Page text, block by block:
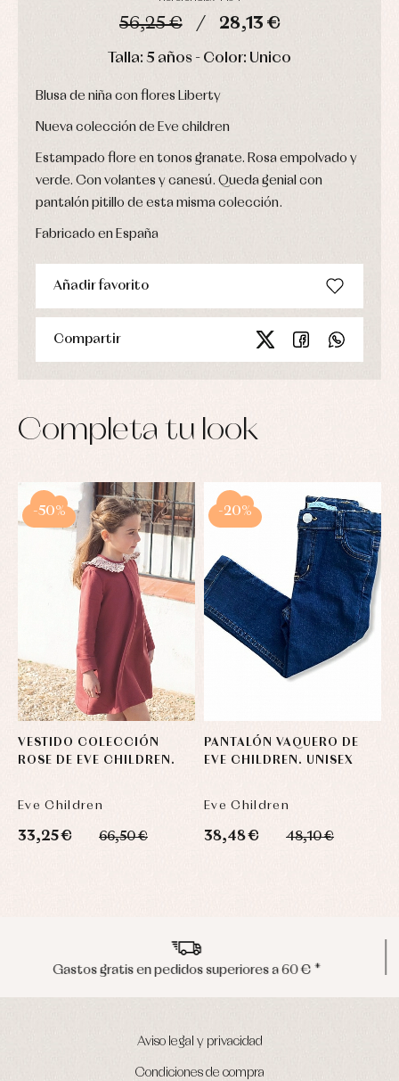
56,25 € 28,13 €
HORAS MIN
Talla: 5 años - Color: Unico
Blusa de niña con flores Liberty
Nueva colección de Eve children
Estampado flore en tonos granate. Rosa empolvado y
verde. Con volantes y canesú. Queda genial con
pantalón pitillo de esta misma colección.
Fabricado en España
Añadir favorito
Compartir
Completa tu look
VESTIDO COLECCIÓN
ROSE DE EVE CHILDREN.
Eve Children
33,25 € 66,50 €
-50%
PANTALÓN VAQUERO DE
EVE CHILDREN. UNISEX
Eve Children
38,48 € 48,10 €
-20%
Envíos en península en 24/48 horas
Aviso legal y privacidad
Condiciones de compra
bodys,
y
Conjuntos
abrigo
Ropa
interior
Vestidos
Puericultura